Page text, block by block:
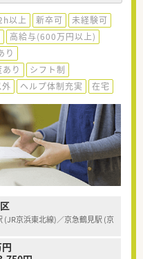
以上 新卒可
未経験可
高給与(600万円以上)
り
り
シフト制
ヘルプ体制充実 在宅
(JR京浜東北線)／京急鶴見駅 (京